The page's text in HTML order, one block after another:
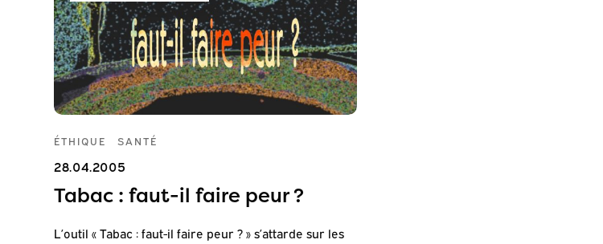
ÉTHIQUE SANTÉ
28.04.2005
Tabac : faut-il faire peur ?
L’outil « Tabac : faut-il faire peur ? » s’attarde sur les